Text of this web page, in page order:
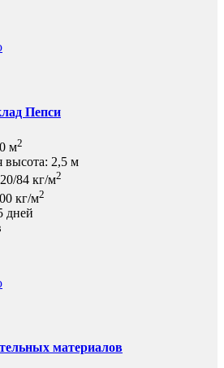
Пепси
м2
высота: 2,5 м
84 кг/м2
кг/м2
дней
материалов